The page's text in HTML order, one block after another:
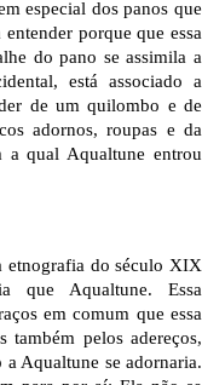
especial dos panos que
porque que essa
do pano se assimila a
está associado a
de um quilombo e de
adornos, roupas e da
a qual Aqualtune entrou
etnografia do século XIX
que Aqualtune. Essa
em comum que essa
pelos adereços,
Aqualtune se adornaria.